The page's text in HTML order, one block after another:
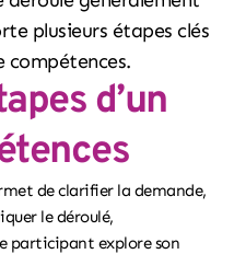
plusieurs étapes clés
compétences.
d’un
de clarifier la demande,
le déroulé,
participant explore son